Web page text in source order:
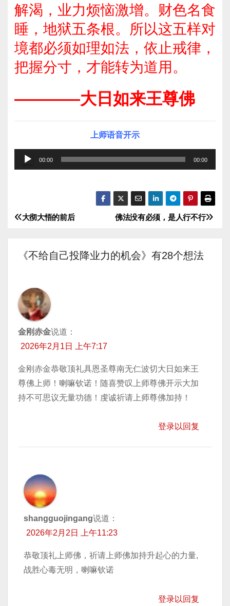
解渴，业力烦恼激增。财色名食
睡，地狱五条根。所以这五样对
境都必须如理如法，依止戒律，
把握分寸，才能转为道用。
————大日如来王尊佛
上师语音开示
频
器
00:00 00:00
文
导
航
佛法没有必须，是人行不行
大彻大悟的前后
《不给自己投降业力的机会》有28个想法
金刚赤金说道：
2026年2月1日 上午7:17
金刚赤金恭敬顶礼具恩圣尊南无仁波切大日如来王
尊佛上师！喇嘛钦诺！随喜赞叹上师尊佛开示大加
持不可思议无量功德！虔诚祈请上师尊佛加持！
登录以回复
shangguojingang说道：
2026年2月2日 上午11:23
恭敬顶礼上师佛，祈请上师佛加持升起心的力量,
战胜心毒无明，喇嘛钦诺
登录以回复